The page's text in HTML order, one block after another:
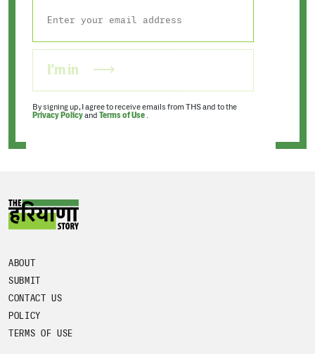
I'm in
By signing up, I agree to receive emails from THS and to the
Privacy Policyand Terms of Use .
ABOUT
SUBMIT
CONTACT US
POLICY
TERMS OF USE